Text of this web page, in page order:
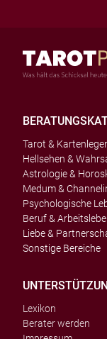
Tarot &
Hellsehen &
Astrologie &
Medum &
Psychologische
Beruf &
Liebe &
Sonstige Bereiche
Lexikon
Berater werden